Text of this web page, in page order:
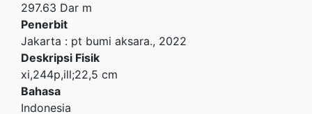
297.63 Dar m
Penerbit
Jakarta : pt bumi aksara., 2022
Deskripsi Fisik
xi,244p,ill;22,5 cm
Bahasa
Indonesia